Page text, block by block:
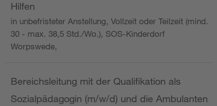
Hilfen
in unbefristeter Anstellung, Vollzeit oder Teilzeit (mind.
30 - max. 38,5 Std./Wo.), SOS-Kinderdorf
Worpswede,
Bereichsleitung mit der Qualifikation als
Sozialpädagogin (m/w/d) und die Ambulanten